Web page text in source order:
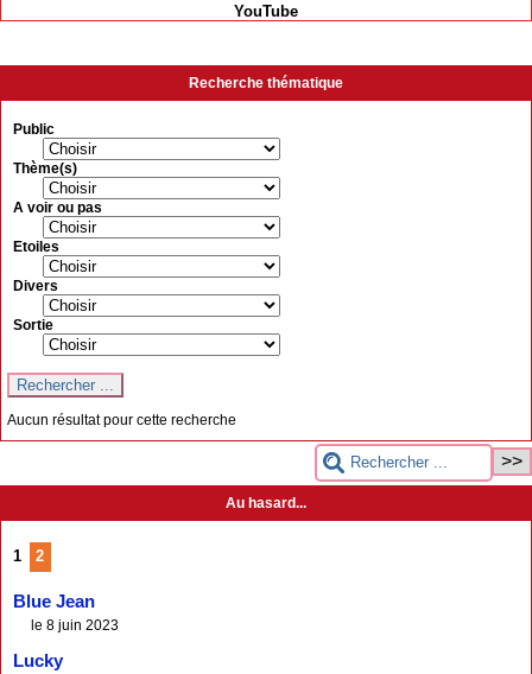
YouTube
Recherche thématique
Public
Thème(s)
A voir ou pas
Etoiles
Divers
Sortie
Aucun résultat pour cette recherche
Au hasard...
1 2
Blue Jean
le 8 juin 2023
Lucky